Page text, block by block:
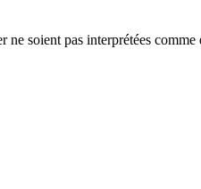
soient pas interprétées comme